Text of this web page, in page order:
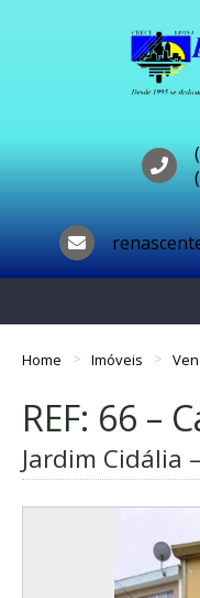
Home Imóveis
REF: 66 –
Jardim Cidália